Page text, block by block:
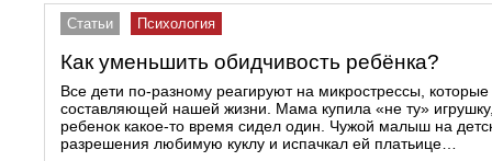
Статьи Психология
Как уменьшить обидчивость ребёнка?
Все дети по-разному реагируют на микрострессы,
составляющей нашей жизни. Мама купила «не ту»
ребенок какое-то время сидел один. Чужой малыш на
разрешения любимую куклу и испачкал ей платьице…